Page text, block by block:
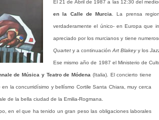
El 21 de Abril de 1987 a las 12:30 del
en la Calle de Murcia . La prensa
verdaderamente el único- en Europa que
apreciado por los murcianos y tiene
Quartet y a continuación Art Blakeyy los
Ese mismo año de 1987 el Ministerio de
de Música y Teatro de Módena (Italia). El concierto tiene
la concurridísimo y bellísmo Cortile Santa Chiara, muy cerca
de la bella ciudad de la Emilia-Rogmana.
en el que ha tenido un gran peso las obligaciones laborales